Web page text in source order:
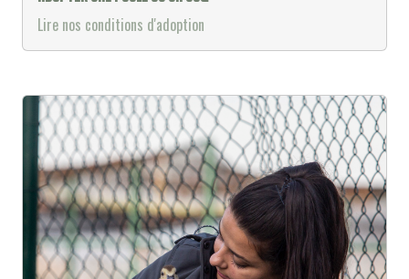
Lire nos conditions d'adoption